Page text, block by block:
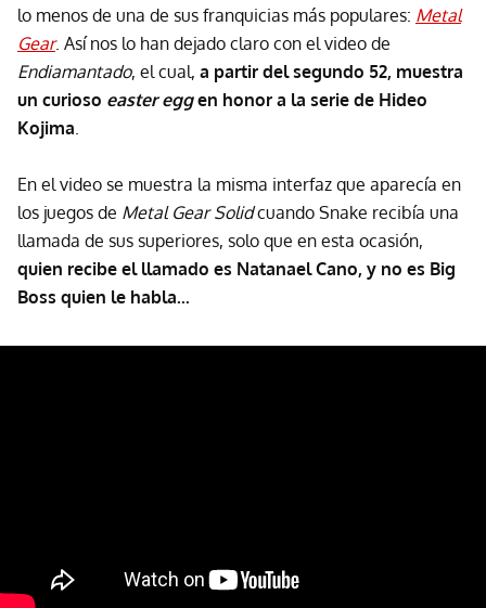
lo menos de una de sus franquicias más populares: Metal
Gear. Así nos lo han dejado claro con el video de
Endiamantado, el cual, a partir del segundo 52, muestra
un curioso easter eggen honor a la serie de Hideo
Kojima.
En el video se muestra la misma interfaz que aparecía en
los juegos de Metal Gear Solidcuando Snake recibía una
llamada de sus superiores, solo que en esta ocasión,
quien recibe el llamado es Natanael Cano, y no es Big
Boss quien le habla...